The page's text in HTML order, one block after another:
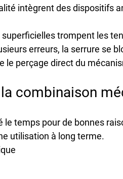
intègrent des dispositifs
superficielles trompent les
erreurs, la serrure se
le perçage direct du
combinaison
le temps pour de bonnes
utilisation à long terme.